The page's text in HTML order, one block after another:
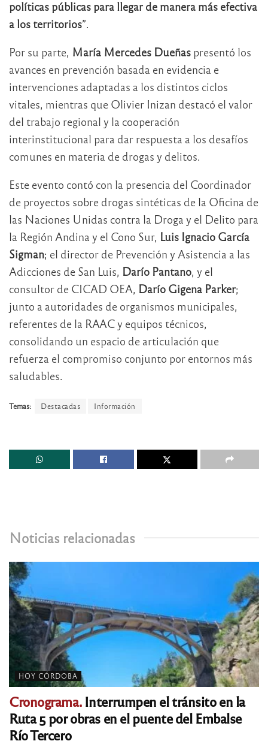
políticas públicas para llegar de manera más efectiva
a los territorios”.
Por su parte, María Mercedes Dueñas presentó los
avances en prevención basada en evidencia e
intervenciones adaptadas a los distintos ciclos
vitales, mientras que Olivier Inizan destacó el valor
del trabajo regional y la cooperación
interinstitucional para dar respuesta a los desafíos
comunes en materia de drogas y delitos.
Este evento contó con la presencia del Coordinador
de proyectos sobre drogas sintéticas de la Oficina de
las Naciones Unidas contra la Droga y el Delito para
la Región Andina y el Cono Sur, Luis Ignacio García
Sigman; el director de Prevención y Asistencia a las
Adicciones de San Luis, Darío Pantano, y el
consultor de CICAD OEA, Darío Gigena Parker;
junto a autoridades de organismos municipales,
referentes de la RAAC y equipos técnicos,
consolidando un espacio de articulación que
refuerza el compromiso conjunto por entornos más
saludables.
Temas: Destacadas Información
Noticias relacionadas
HOY CÓRDOBA
Cronograma.Interrumpen el tránsito en la
Ruta 5 por obras en el puente del Embalse
Río Tercero